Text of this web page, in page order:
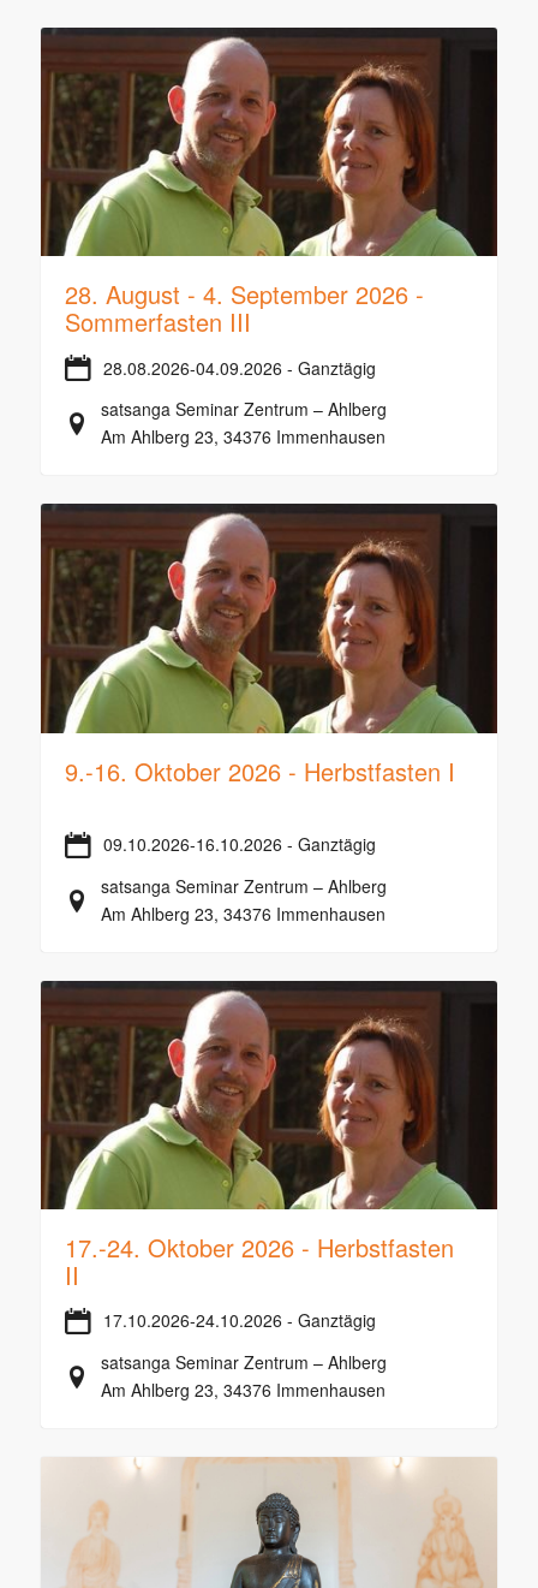
28. August - 4. September 2026 -
Sommerfasten III
28.08.2026-04.09.2026 - Ganztägig
satsanga Seminar Zentrum – Ahlberg
Am Ahlberg 23, 34376 Immenhausen
9.-16. Oktober 2026 - Herbstfasten I
09.10.2026-16.10.2026 - Ganztägig
satsanga Seminar Zentrum – Ahlberg
Am Ahlberg 23, 34376 Immenhausen
17.-24. Oktober 2026 - Herbstfasten
II
17.10.2026-24.10.2026 - Ganztägig
satsanga Seminar Zentrum – Ahlberg
Am Ahlberg 23, 34376 Immenhausen